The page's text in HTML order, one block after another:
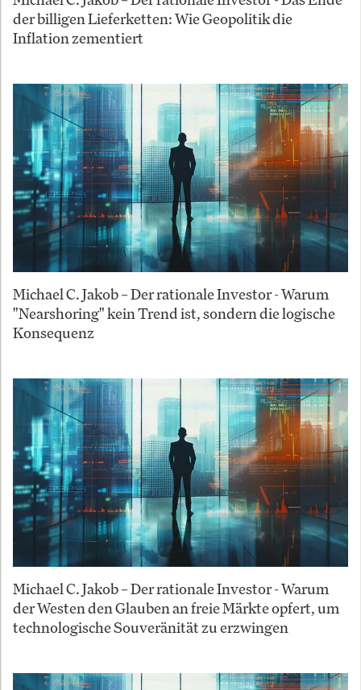
der billigen Lieferketten: Wie Geopolitik die
Inflation zementiert
Michael C. Jakob – Der rationale Investor - Warum
"Nearshoring" kein Trend ist, sondern die logische
Konsequenz
Michael C. Jakob – Der rationale Investor - Warum
der Westen den Glauben an freie Märkte opfert, um
technologische Souveränität zu erzwingen